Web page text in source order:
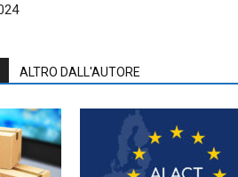
ALTRO DALL'AUTORE